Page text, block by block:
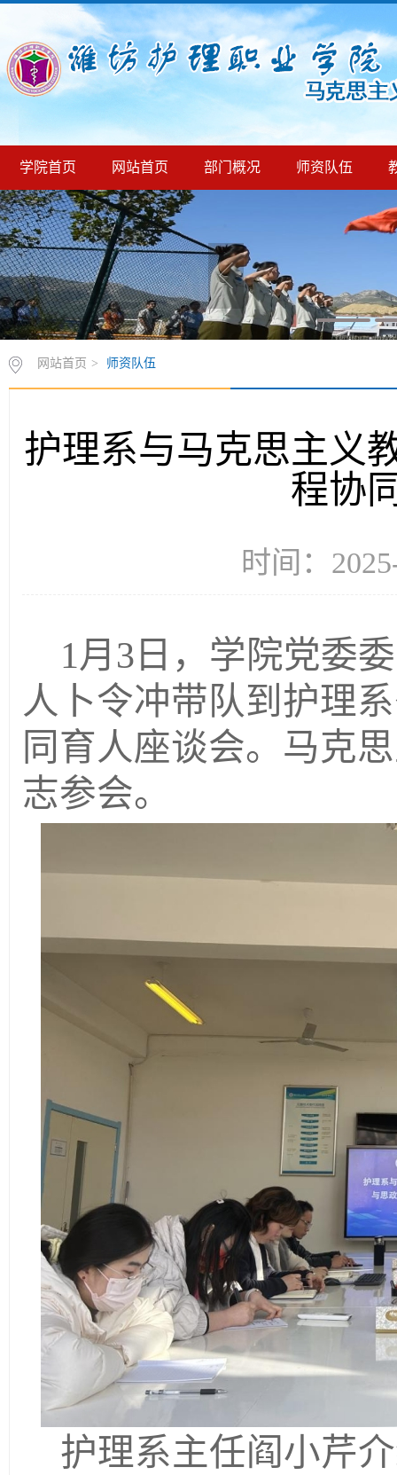
学院首页 网站首页 部门概况 师资队伍
网站首页 > 师资队伍
护理系与马克思主义
程协
时间：
1月3日，学院党委
人卜令冲带队到护理
同育人座谈会。马克
志参会。
护理系主任阎小芹